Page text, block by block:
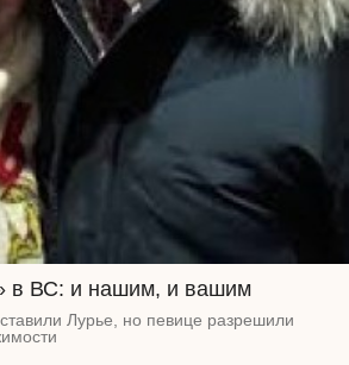
в ВС: и нашим, и вашим
Лурье, но певице разрешили